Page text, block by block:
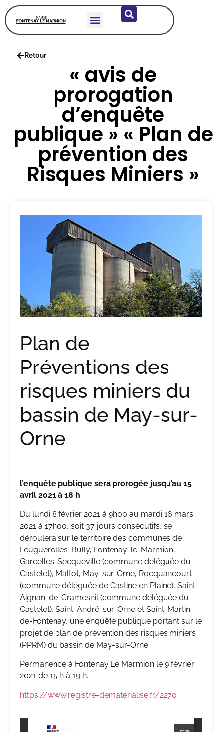
Retour
« avis de
prorogation
d’enquête
publique » « Plan de
prévention des
Risques Miniers »
Plan de
Préventions des
risques miniers du
bassin de May-sur-
Orne
l’enquête publique sera prorogée jusqu’au 15
avril 2021 à 18 h.
Du lundi 8 février 2021 à 9h00 au mardi 16 mars
2021 à 17h00, soit 37 jours consécutifs, se
déroulera sur le territoire des communes de
Feuguerolles-Bully, Fontenay-le-Marmion,
Garcelles-Secqueville (commune déléguée du
Castelet), Maltot, May-sur-Orne, Rocquancourt
(commune déléguée de Castine en Plaine), Saint-
Aignan-de-Cramesnil (commune déléguée du
Castelet), Saint-André-sur-Orne et Saint-Martin-
de-Fontenay, une enquête publique portant sur le
projet de plan de prévention des risques miniers
(PPRM) du bassin de May-sur-Orne.
Permanence à Fontenay Le Marmion le 9 février
2021 de 15 h à 19 h.
https://www.registre-dematerialise.fr/2270